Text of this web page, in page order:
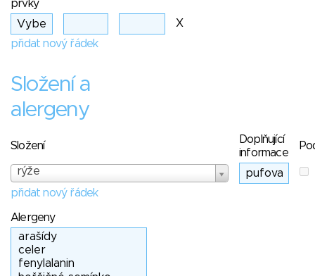
prvky
X
přidat nový řádek
Složení a
alergeny
Složení
Doplňující
informace
rýže
přidat nový řádek
Alergeny